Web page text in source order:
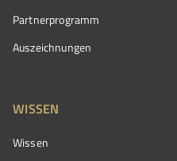
Partnerprogramm
Auszeichnungen
WISSEN
Wissen